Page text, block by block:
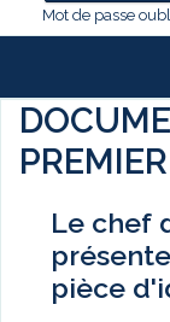
Mot de passe
Le chef
pièce